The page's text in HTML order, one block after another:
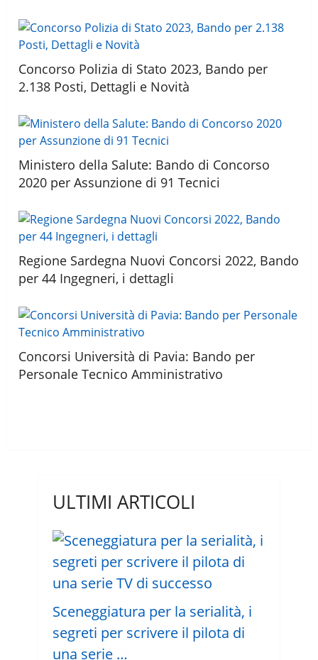
Concorso Polizia di Stato 2023, Bando per
2.138 Posti, Dettagli e Novità
Ministero della Salute: Bando di Concorso
2020 per Assunzione di 91 Tecnici
Regione Sardegna Nuovi Concorsi 2022, Bando
per 44 Ingegneri, i dettagli
Concorsi Università di Pavia: Bando per
Personale Tecnico Amministrativo
ULTIMI ARTICOLI
Sceneggiatura per la serialità, i
segreti per scrivere il pilota di
una serie …